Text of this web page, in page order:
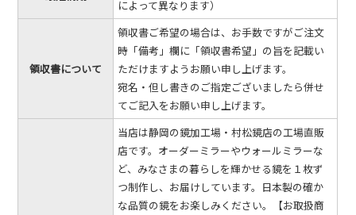
によって異なります）
領収書について
領収書ご希望の場合は、お手数ですがご注文
時「備考」欄に「領収書希望」の旨を記載い
ただけますようお願い申し上げます。
宛名・但し書きのご指定ございましたら併せ
てご記入をお願い申し上げます。
当店は静岡の鏡加工場・村松鏡店の工場直販
店です。オーダーミラーやウォールミラーな
ど、みなさまの暮らしを輝かせる鏡を１枚ず
つ制作し、お届けしています。日本製の確か
な品質の鏡をお楽しみください。【お取扱商